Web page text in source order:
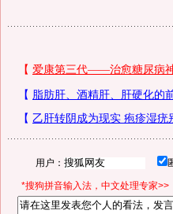
用户：
*搜狗拼音输入法，中文处理专家>>